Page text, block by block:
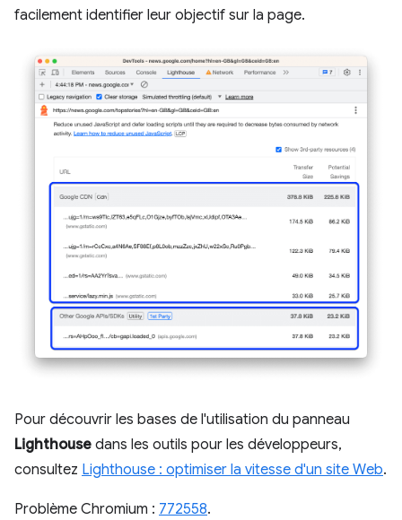
facilement identifier leur objectif sur la page.
Pour découvrir les bases de l'utilisation du panneau
Lighthouse dans les outils pour les développeurs,
consultez Lighthouse : optimiser la vitesse d'un site Web.
Problème Chromium : 772558.